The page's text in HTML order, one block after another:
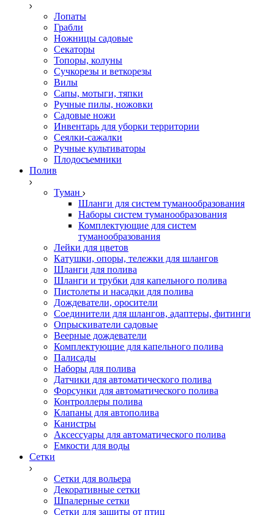
Лопаты
Грабли
Ножницы садовые
Секаторы
Топоры, колуны
Сучкорезы и веткорезы
Вилы
Сапы, мотыги, тяпки
Ручные пилы, ножовки
Садовые ножи
Инвентарь для уборки территории
Сеялки-сажалки
Ручные культиваторы
Плодосъемники
Полив
Туман
Шланги для систем туманообразования
Наборы систем туманообразования
Комплектующие для систем
туманообразования
Лейки для цветов
Катушки, опоры, тележки для шлангов
Шланги для полива
Шланги и трубки для капельного полива
Пистолеты и насадки для полива
Дождеватели, оросители
Соединители для шлангов, адаптеры, фитинги
Опрыскиватели садовые
Веерные дождеватели
Комплектующие для капельного полива
Палисады
Наборы для полива
Датчики для автоматического полива
Форсунки для автоматического полива
Контроллеры полива
Клапаны для автополива
Канистры
Аксессуары для автоматического полива
Емкости для воды
Сетки
Сетки для вольера
Декоративные сетки
Шпалерные сетки
Сетки для защиты от птиц